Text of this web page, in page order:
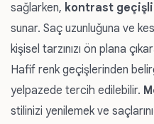
sağlarken, kontrast
sunar. Saç uzunluğuna ve
kişisel tarzınızı ön plana
Hafif renk geçişlerinden
yelpazede tercih edilebilir.
stilinizi yenilemek ve